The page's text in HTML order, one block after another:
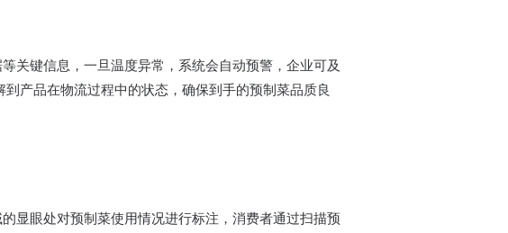
关键信息，一旦温度异常，系统会自动预警，企业可及
产品在物流过程中的状态，确保到手的预制菜品质良
显眼处对预制菜使用情况进行标注，消费者通过扫描预